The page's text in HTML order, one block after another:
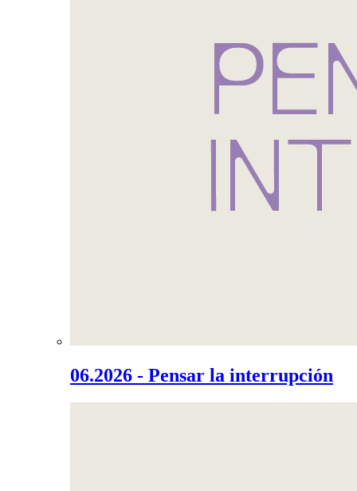
06.2026 - Pensar la interrupción